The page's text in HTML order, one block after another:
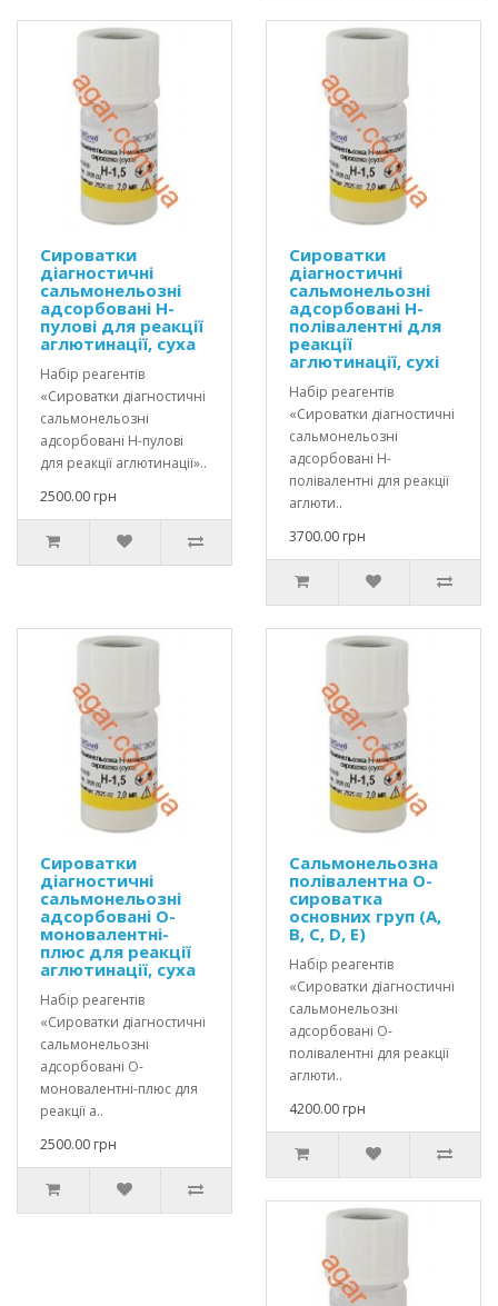
Сироватки
діагностичні
сальмонельозні
адсорбовані H-
пулові для реакції
аглютинації, суха
Набір реагентів
«Сироватки діагностичні
сальмонельозні
адсорбовані H-пулові
для реакції аглютинації»..
2500.00 грн
Сироватки
діагностичні
сальмонельозні
адсорбовані H-
полівалентні для
реакції
аглютинації, сухі
Набір реагентів
«Сироватки діагностичні
сальмонельозні
адсорбовані H-
полівалентні для реакції
аглюти..
3700.00 грн
Сироватки
діагностичні
сальмонельозні
адсорбовані О-
моновалентні-
плюс для реакції
аглютинації, суха
Набір реагентів
«Сироватки діагностичні
сальмонельозні
адсорбовані О-
моновалентні-плюс для
реакції а..
2500.00 грн
Сальмонельозна
полівалентна О-
сироватка
основних груп (А,
В, С, D, E)
Набір реагентів
«Сироватки діагностичні
сальмонельозні
адсорбовані О-
полівалентні для реакції
аглюти..
4200.00 грн